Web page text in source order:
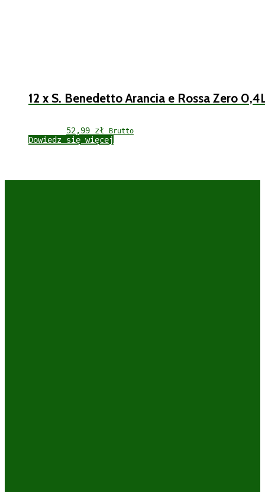
12 x S. Benedetto Arancia e Rossa Zero
52,99 zł Brutto
Dowiedz się więcej